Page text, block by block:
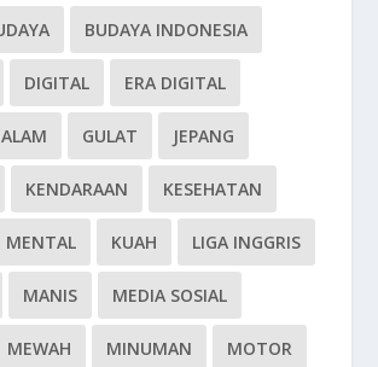
BUDAYA INDONESIA
DIGITAL ERA DIGITAL
GULAT JEPANG
KENDARAAN KESEHATAN
MENTAL KUAH LIGA INGGRIS
MANIS MEDIA SOSIAL
MEWAH MINUMAN MOTOR